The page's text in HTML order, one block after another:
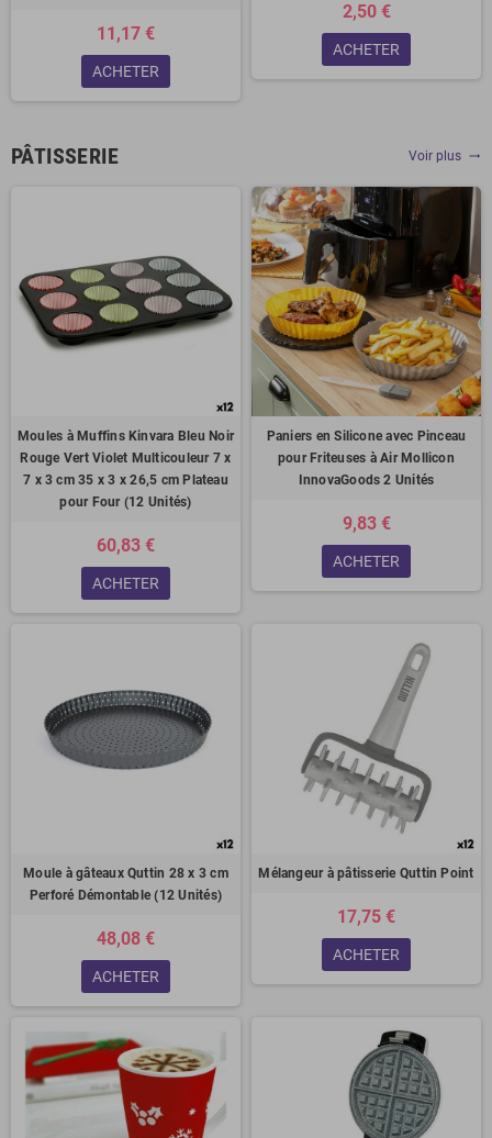
11,17 €
ACHETER
2,50 €
ACHETER
PÂTISSERIE Voir plus trending_flat
Moules à Muffins Kinvara Bleu Noir
Rouge Vert Violet Multicouleur 7 x
7 x 3 cm 35 x 3 x 26,5 cm Plateau
pour Four (12 Unités)
60,83 €
ACHETER
Paniers en Silicone avec Pinceau
pour Friteuses à Air Mollicon
InnovaGoods 2 Unités
9,83 €
ACHETER
Moule à gâteaux Quttin 28 x 3 cm
Perforé Démontable (12 Unités)
48,08 €
ACHETER
Mélangeur à pâtisserie Quttin Point
17,75 €
ACHETER